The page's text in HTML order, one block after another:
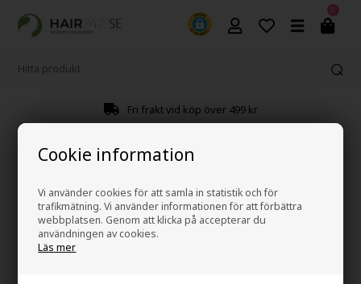
Cookie information
Vi använder cookies för att samla in statistik och för
trafikmätning. Vi använder informationen för att förbättra
webbplatsen. Genom att klicka på accepterar du
användningen av cookies.
Läs mer
0
Fri frakt vid köp över 499 kr